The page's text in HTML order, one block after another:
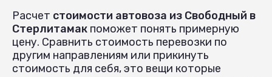
Расчет стоимости автовоза из Свободный в
Стерлитамак поможет понять примерную
цену. Сравнить стоимость перевозки по
другим направлениям или прикинуть
стоимость для себя, это вещи которые